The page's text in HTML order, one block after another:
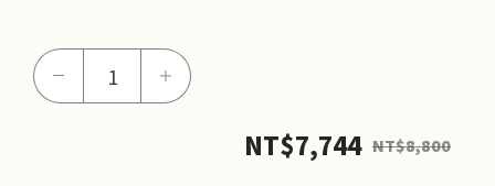
－ ＋
NT$7,744 NT$8,800